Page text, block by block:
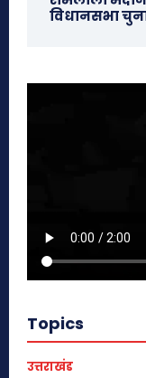
विधानसभा
Topics
उत्तराखंड